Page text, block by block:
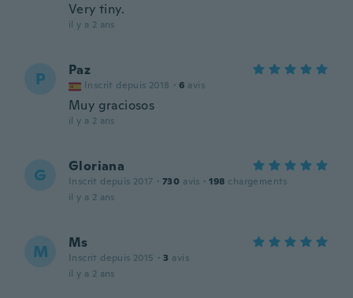
Very tiny.
il y a 2 ans
P Paz
Inscrit depuis 2018 · 6 avis
Muy graciosos
il y a 2 ans
G Gloriana
Inscrit depuis 2017 · 730 avis · 198 chargements
il y a 2 ans
M Ms
Inscrit depuis 2015 · 3 avis
il y a 2 ans